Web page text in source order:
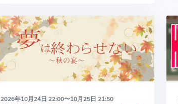
2026年10月24日 22:00〜10月25日 21:50